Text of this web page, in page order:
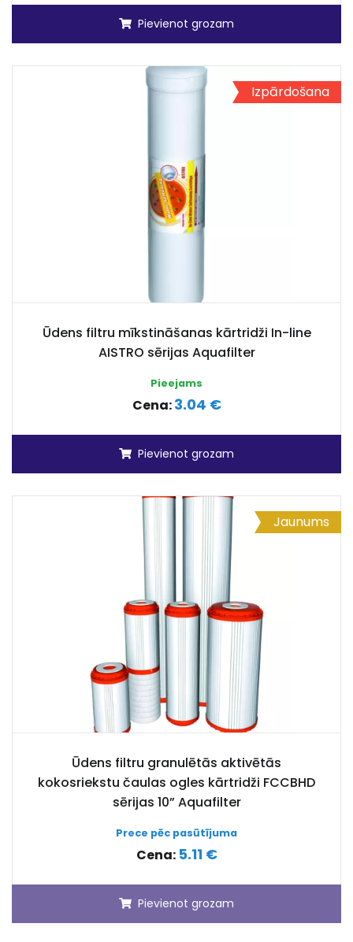
Pievienot grozam
Izpārdošana
Ūdens filtru mīkstināšanas kārtridži In-line
AISTRO sērijas Aquafilter
Pieejams
Cena:3.04 €
Pievienot grozam
Jaunums
Ūdens filtru granulētās aktivētās
kokosriekstu čaulas ogles kārtridži FCCBHD
sērijas 10” Aquafilter
Prece pēc pasūtījuma
Cena: 5.11 €
Pievienot grozam